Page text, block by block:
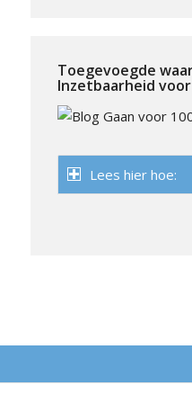
Toegevoegde
Inzetbaarheid
Lees hier hoe: